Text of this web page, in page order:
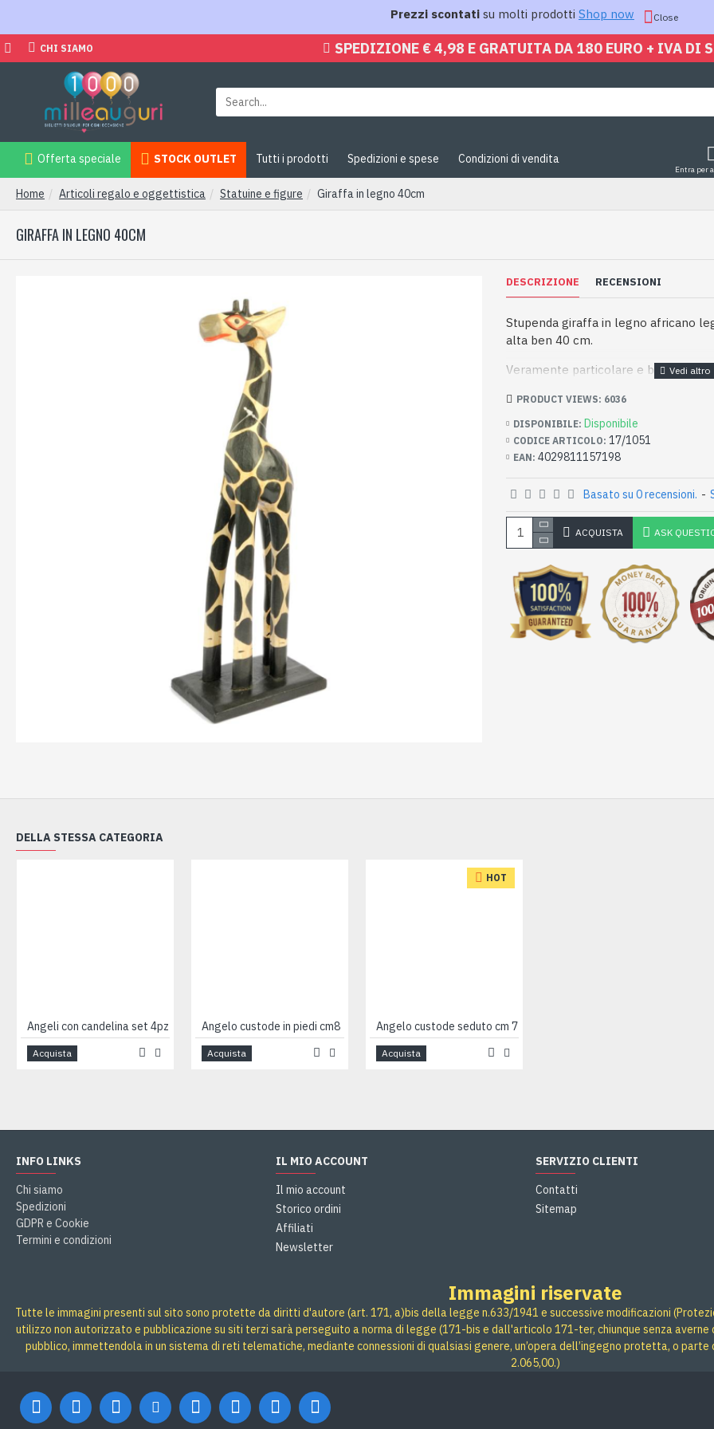
Prezzi scontati su molti prodotti Shop now Close
CHI SIAMO SPEDIZIONE € 4,98 E GRATUITA DA 180 EURO + IVA DI
Offerta speciale STOCK OUTLET Tutti i prodotti Spedizioni e spese Condizioni di vendita
Entra per
Home Articoli regalo e oggettistica Statuine e figure Giraffa in legno 40cm
GIRAFFA IN LEGNO 40CM
DESCRIZIONE RECENSIONI
Stupenda giraffa in legno africano
alta ben 40 cm.
Veramente particolare e bella da
DISPONIBILE: Disponibile
CODICE ARTICOLO: 17/1051
EAN: 4029811157198
PRODUCT VIEWS: 6036
Basato su 0 recensioni. -
ACQUISTA ASK
DELLA STESSA CATEGORIA
Angeli con candelina set 4pz
Acquista
Angelo custode in piedi cm8
Acquista
HOT
Angelo custode seduto cm 7
Acquista
INFO LINKS
Chi siamo
Spedizioni
GDPR e Cookie
Termini e condizioni
IL MIO ACCOUNT
Il mio account
Storico ordini
Affiliati
Newsletter
SERVIZIO CLIENTI
Contatti
Sitemap
Immagini riservate
Tutte le immagini presenti sul sito sono protette da diritti d'autore (art. 171, a)bis della legge n.633/1941 e successive modificazioni
utilizzo non autorizzato e pubblicazione su siti terzi sarà perseguito a norma di legge (171-bis e dall'articolo 171-ter, chiunque senza
pubblico, immettendola in un sistema di reti telematiche, mediante connessioni di qualsiasi genere, un’opera dell’ingegno protetta, o
2.065,00.)